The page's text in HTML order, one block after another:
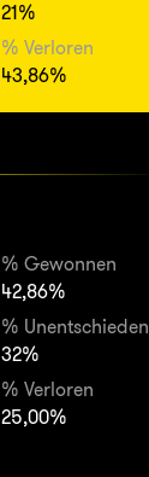
21%
% Verloren
43,86%
% Gewonnen
42,86%
% Unentschieden
32%
% Verloren
25,00%